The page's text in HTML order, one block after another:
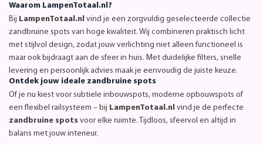
Waarom LampenTotaal.nl?
Bij LampenTotaal.nl vind je een zorgvuldig geselecteerde collectie
zandbruine spots van hoge kwaliteit. Wij combineren praktisch licht
met stijlvol design, zodat jouw verlichting niet alleen functioneel is
maar ook bijdraagt aan de sfeer in huis. Met duidelijke filters, snelle
levering en persoonlijk advies maak je eenvoudig de juiste keuze.
Ontdek jouw ideale zandbruine spots
Of je nu kiest voor subtiele inbouwspots, moderne opbouwspots of
een flexibel railsysteem – bij LampenTotaal.nl vind je de perfecte
zandbruine spots voor elke ruimte. Tijdloos, sfeervol en altijd in
balans met jouw interieur.